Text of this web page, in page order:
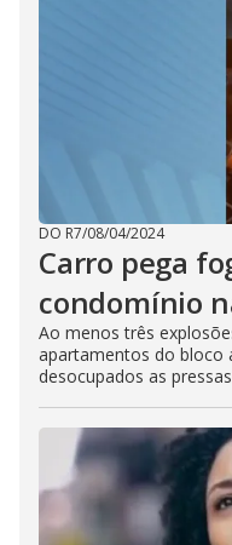
DO R7/08/04/2024
Carro pega
condomínio
Ao menos três
apartamentos do bloco
desocupados as pressas